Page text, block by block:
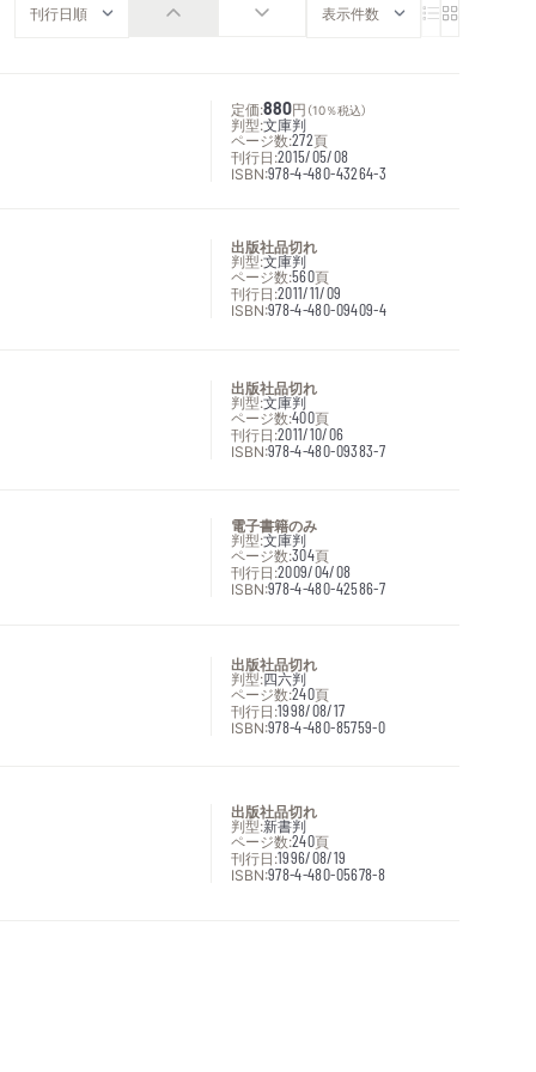
定価:880円 （10％税込）
判型:文庫判
ページ数:272頁
刊行日:2015/05/08
ISBN:978-4-480-43264-3
出版社品切れ
判型:文庫判
ページ数:560頁
刊行日:2011/11/09
ISBN:978-4-480-09409-4
出版社品切れ
判型:文庫判
ページ数:400頁
刊行日:2011/10/06
ISBN:978-4-480-09383-7
電子書籍のみ
判型:文庫判
ページ数:304頁
刊行日:2009/04/08
ISBN:978-4-480-42586-7
出版社品切れ
判型:四六判
ページ数:240頁
刊行日:1998/08/17
ISBN:978-4-480-85759-0
出版社品切れ
判型:新書判
ページ数:240頁
刊行日:1996/08/19
ISBN:978-4-480-05678-8